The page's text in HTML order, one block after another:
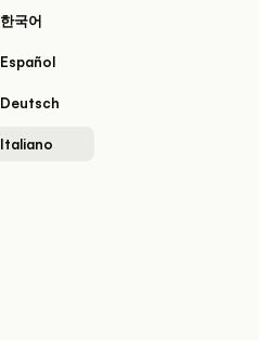
한국어
Español
Deutsch
Italiano